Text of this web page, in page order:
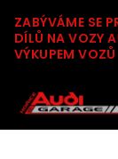
na
obsah
ZABÝVÁME SE
DÍLŮ NA VOZY
VÝKUPEM VOZŮ